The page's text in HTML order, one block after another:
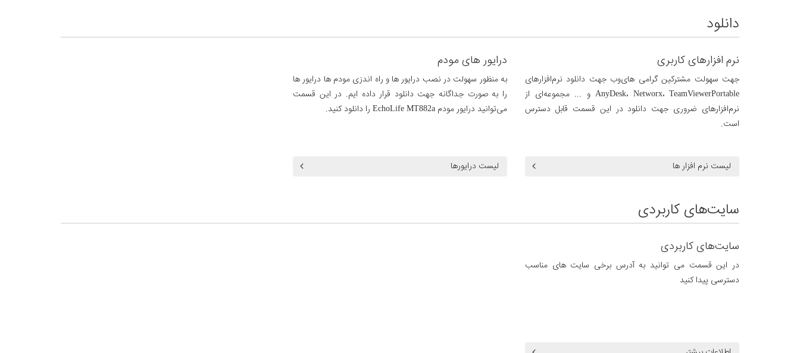
دانلود
نرم افزارهای کاربری
جهت سهولت مشترکین گرامی های‌وب جهت دانلود نرم‌افزارهای
AnyDesk، Networx، TeamViewerPortable و ... مجموعه‌ای از
نرم‌افزارهای ضروری جهت دانلود در این قسمت قابل دسترس
است.
لیست نرم افزار ها
درایور های مودم
به منظور سهولت در نصب درایور ها و راه اندزی مودم ها درایور ها
را به صورت جداگانه جهت دانلود قرار داده ایم. در این قسمت
می‌توانید درایور مودم EchoLife MT882a را دانلود کنید.
لیست درایورها
سایت‌های کاربردی
سایت‌های کاربردی
در این قسمت می توانید به آدرس برخی سایت های مناسب
دسترسی پیدا کنید